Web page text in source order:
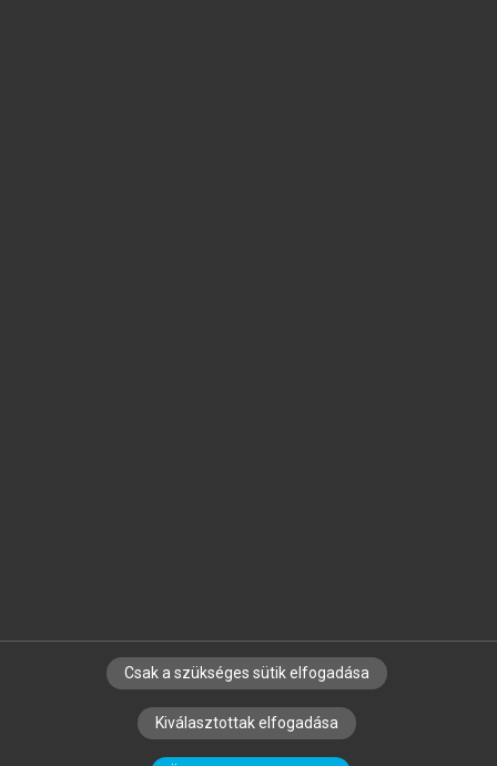
SZERZŐKNEK CÉGEKNEK KÖNYVTÁROSOKNAK
SZERKESZTÉSI ÉS LEKTORÁLÁSI ALAPELVEK
Csak a szükséges sütik elfogadása
Kiválasztottak elfogadása